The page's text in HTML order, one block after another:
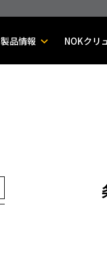
製品情報 NOKクリ